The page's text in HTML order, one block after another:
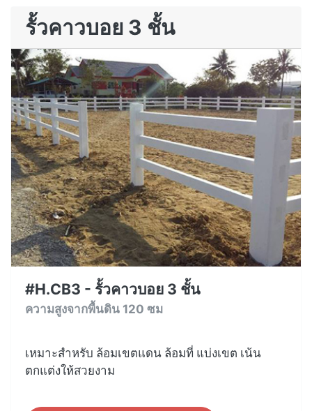
รั้วคาวบอย 3 ชั้น
#H.CB3 - รั้วคาวบอย 3 ชั้น
ความสูงจากพื้นดิน 120 ซม
เหมาะสำหรับ ล้อมเขตแดน ล้อมที่ แบ่งเขต เน้น
ตกแต่งให้สวยงาม